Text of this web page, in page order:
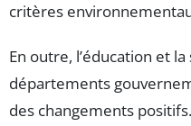
critères
En outre, l’éducation et
départements
des changements